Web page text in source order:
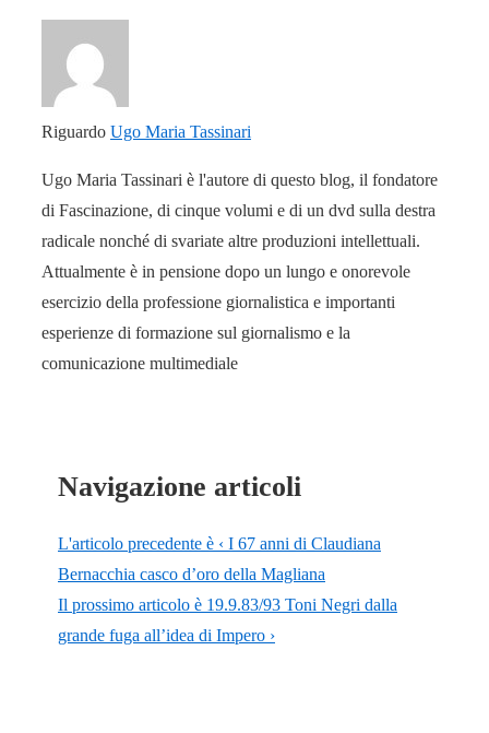
Riguardo Ugo Maria Tassinari
Ugo Maria Tassinari è l'autore di questo blog, il fondatore
di Fascinazione, di cinque volumi e di un dvd sulla destra
radicale nonché di svariate altre produzioni intellettuali.
Attualmente è in pensione dopo un lungo e onorevole
esercizio della professione giornalistica e importanti
esperienze di formazione sul giornalismo e la
comunicazione multimediale
Navigazione articoli
L'articolo precedente è ‹ I 67 anni di Claudiana
Bernacchia casco d’oro della Magliana
Il prossimo articolo è 19.9.83/93 Toni Negri dalla
grande fuga all’idea di Impero ›